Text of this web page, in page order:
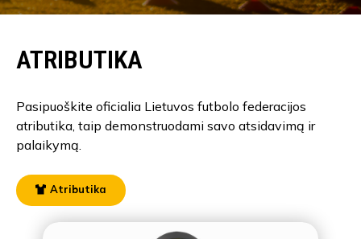
ATRIBUTIKA
Pasipuoškite oficialia Lietuvos futbolo federacijos
atributika, taip demonstruodami savo atsidavimą ir
palaikymą.
Atributika